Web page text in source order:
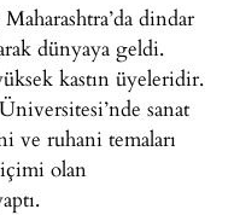
dindar
dünyaya geldi.
kastın üyeleridir.
sanat
ve ruhani temaları
olan